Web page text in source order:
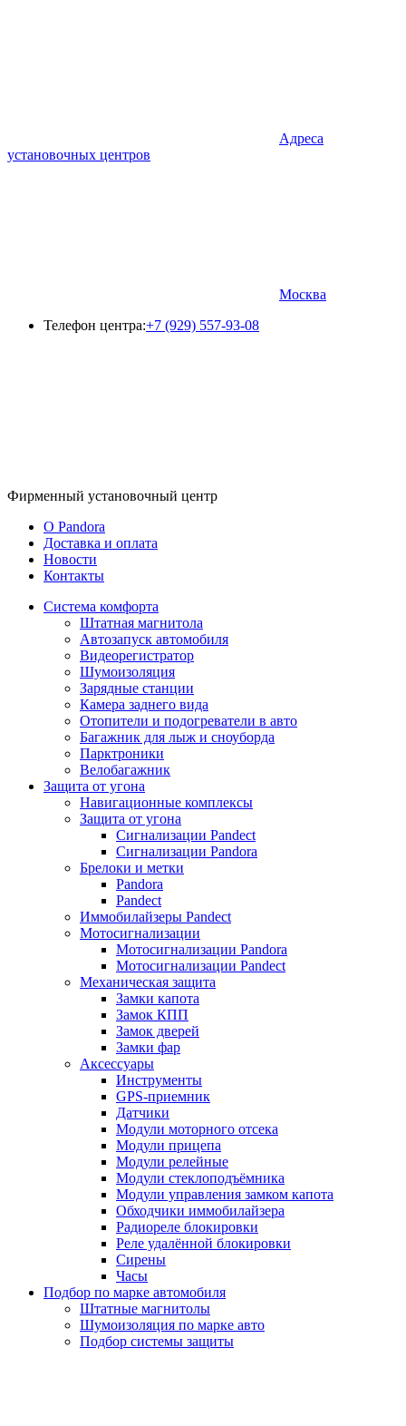
Адреса
установочных центров
Москва
Телефон центра:+7 (929) 557-93-08
Фирменный установочный центр
O Pandora
Доставка и оплата
Новости
Контакты
Система комфорта
Штатная магнитола
Автозапуск автомобиля
Видеорегистратор
Шумоизоляция
Зарядные станции
Камера заднего вида
Отопители и подогреватели в авто
Багажник для лыж и сноуборда
Парктроники
Велобагажник
Защита от угона
Навигационные комплексы
Защита от угона
Сигнализации Pandect
Сигнализации Pandora
Брелоки и метки
Pandora
Pandect
Иммобилайзеры Pandect
Мотосигнализации
Мотосигнализации Pandora
Мотосигнализации Pandect
Механическая защита
Замки капота
Замок КПП
Замок дверей
Замки фар
Аксессуары
Инструменты
GPS-приемник
Датчики
Модули моторного отсека
Модули прицепа
Модули релейные
Модули стеклоподъёмника
Модули управления замком капота
Обходчики иммобилайзера
Радиореле блокировки
Реле удалённой блокировки
Сирены
Часы
Подбор по марке автомобиля
Штатные магнитолы
Шумоизоляция по марке авто
Подбор системы защиты